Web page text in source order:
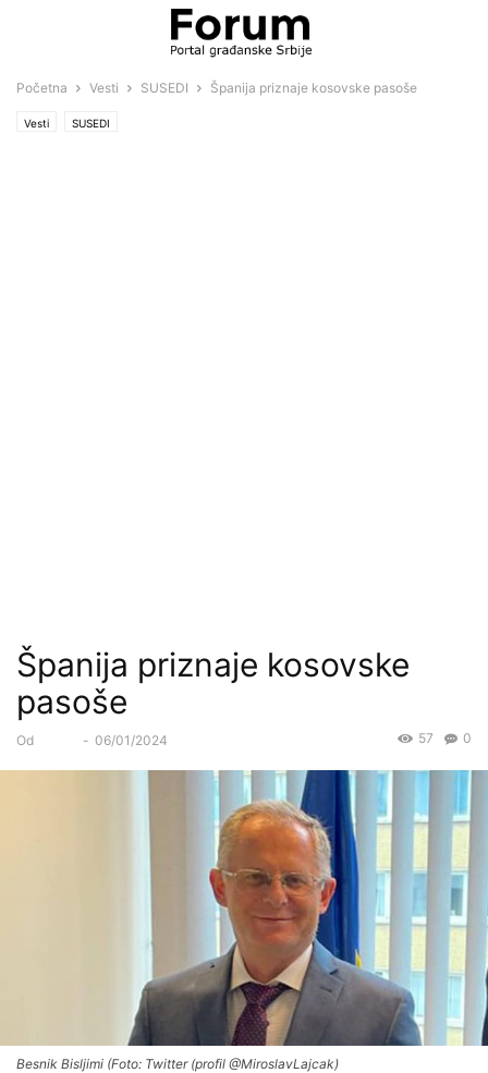
Početna Vesti SUSEDI Španija priznaje kosovske pasoše
Vesti SUSEDI
Španija priznaje kosovske
pasoše
Od - 06/01/2024 0
57
Besnik Bisljimi (Foto: Twitter (profil @MiroslavLajcak)